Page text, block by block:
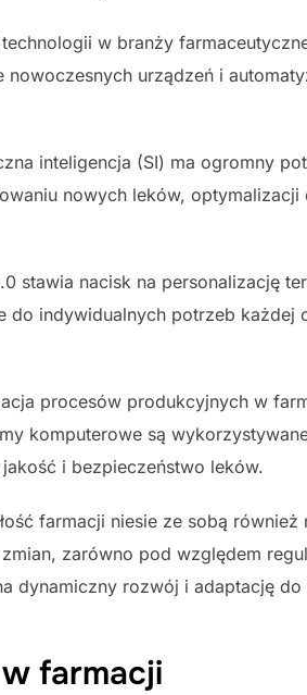
w branży
urządzeń i
inteligencja (SI) ma ogromny
nowych leków,
stawia nacisk na personalizację
indywidualnych potrzeb każdej
procesów produkcyjnych w
komputerowe są
i bezpieczeństwo leków.
farmacji niesie ze sobą
zarówno pod względem
dynamiczny rozwój i adaptację
farmacji